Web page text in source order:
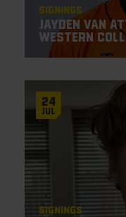
Signings
Jayden Van
Western
24
Jul
Signings